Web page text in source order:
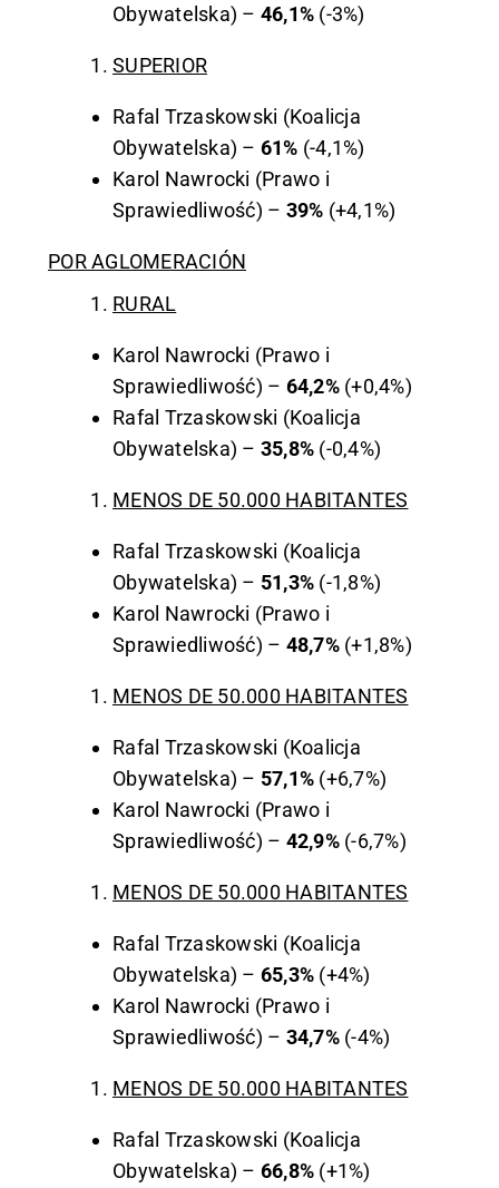
Obywatelska) – 46,1% (-3%)
SUPERIOR
Rafal Trzaskowski (Koalicja
Obywatelska) – 61% (-4,1%)
Karol Nawrocki (Prawo i
Sprawiedliwość) – 39% (+4,1%)
POR AGLOMERACIÓN
RURAL
Karol Nawrocki (Prawo i
Sprawiedliwość) – 64,2% (+0,4%)
Rafal Trzaskowski (Koalicja
Obywatelska) – 35,8% (-0,4%)
MENOS DE 50.000 HABITANTES
Rafal Trzaskowski (Koalicja
Obywatelska) – 51,3% (-1,8%)
Karol Nawrocki (Prawo i
Sprawiedliwość) – 48,7% (+1,8%)
MENOS DE 50.000 HABITANTES
Rafal Trzaskowski (Koalicja
Obywatelska) – 57,1% (+6,7%)
Karol Nawrocki (Prawo i
Sprawiedliwość) – 42,9% (-6,7%)
MENOS DE 50.000 HABITANTES
Rafal Trzaskowski (Koalicja
Obywatelska) – 65,3% (+4%)
Karol Nawrocki (Prawo i
Sprawiedliwość) – 34,7% (-4%)
MENOS DE 50.000 HABITANTES
Rafal Trzaskowski (Koalicja
Obywatelska) – 66,8% (+1%)